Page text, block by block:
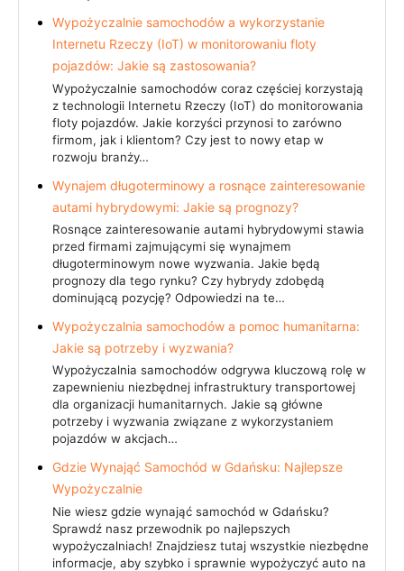
Wypożyczalnie samochodów a wykorzystanie
Internetu Rzeczy (IoT) w monitorowaniu floty
pojazdów: Jakie są zastosowania?
Wypożyczalnie samochodów coraz częściej korzystają
z technologii Internetu Rzeczy (IoT) do monitorowania
floty pojazdów. Jakie korzyści przynosi to zarówno
firmom, jak i klientom? Czy jest to nowy etap w
rozwoju branży…
Wynajem długoterminowy a rosnące zainteresowanie
autami hybrydowymi: Jakie są prognozy?
Rosnące zainteresowanie autami hybrydowymi stawia
przed firmami zajmującymi się wynajmem
długoterminowym nowe wyzwania. Jakie będą
prognozy dla tego rynku? Czy hybrydy zdobędą
dominującą pozycję? Odpowiedzi na te…
Wypożyczalnia samochodów a pomoc humanitarna:
Jakie są potrzeby i wyzwania?
Wypożyczalnia samochodów odgrywa kluczową rolę w
zapewnieniu niezbędnej infrastruktury transportowej
dla organizacji humanitarnych. Jakie są główne
potrzeby i wyzwania związane z wykorzystaniem
pojazdów w akcjach…
Gdzie Wynająć Samochód w Gdańsku: Najlepsze
Wypożyczalnie
Nie wiesz gdzie wynająć samochód w Gdańsku?
Sprawdź nasz przewodnik po najlepszych
wypożyczalniach! Znajdziesz tutaj wszystkie niezbędne
informacje, aby szybko i sprawnie wypożyczyć auto na